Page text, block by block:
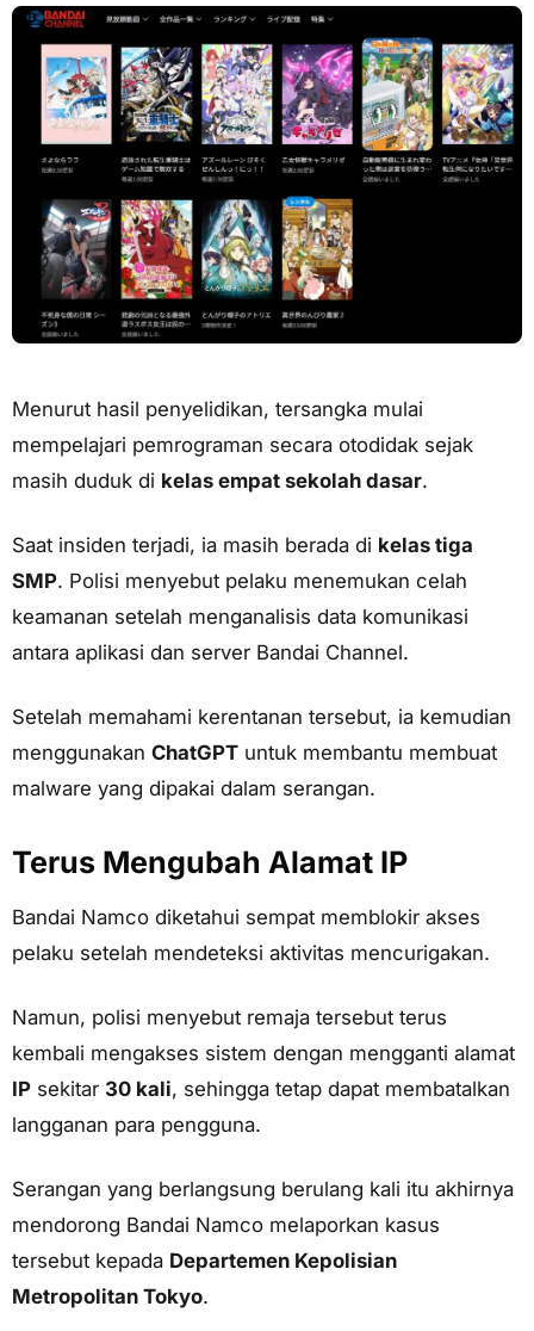
Menurut hasil penyelidikan, tersangka mulai
mempelajari pemrograman secara otodidak sejak
masih duduk di kelas empat sekolah dasar.
Saat insiden terjadi, ia masih berada di kelas tiga
SMP. Polisi menyebut pelaku menemukan celah
keamanan setelah menganalisis data komunikasi
antara aplikasi dan server Bandai Channel.
Setelah memahami kerentanan tersebut, ia kemudian
menggunakan ChatGPT untuk membantu membuat
malware yang dipakai dalam serangan.
Terus Mengubah Alamat IP
Bandai Namco diketahui sempat memblokir akses
pelaku setelah mendeteksi aktivitas mencurigakan.
Namun, polisi menyebut remaja tersebut terus
kembali mengakses sistem dengan mengganti alamat
IP sekitar 30 kali, sehingga tetap dapat membatalkan
langganan para pengguna.
Serangan yang berlangsung berulang kali itu akhirnya
mendorong Bandai Namco melaporkan kasus
tersebut kepada Departemen Kepolisian
Metropolitan Tokyo.